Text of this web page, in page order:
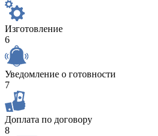
Изготовление
6
Уведомление о готовности
7
Доплата по договору
8